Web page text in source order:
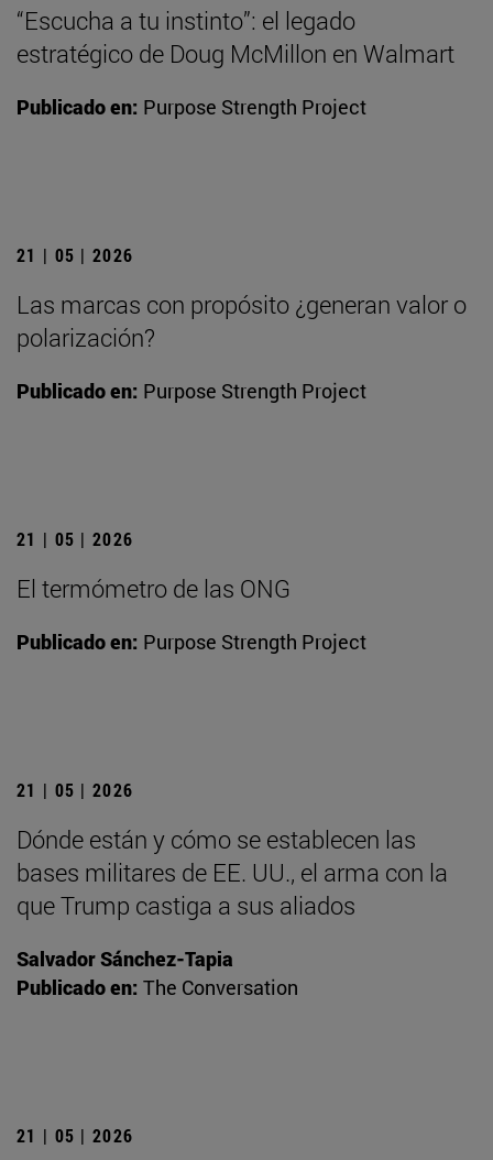
“Escucha a tu instinto”: el legado
estratégico de Doug McMillon en Walmart
Publicado en: Purpose Strength Project
21 | 05 | 2026
Las marcas con propósito ¿generan valor o
polarización?
Publicado en: Purpose Strength Project
21 | 05 | 2026
El termómetro de las ONG
Publicado en: Purpose Strength Project
21 | 05 | 2026
Dónde están y cómo se establecen las
bases militares de EE. UU., el arma con la
que Trump castiga a sus aliados
Salvador Sánchez-Tapia
Publicado en: The Conversation
21 | 05 | 2026